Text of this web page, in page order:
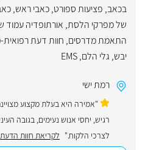
בכאב, פציעות ספורט,כאבי ראש,
של מפרקי הלסת, אורתופדיה עמוד
התאמת מדרסים, חוות דעת
יבש, גלי הלם,
EMS
רמת ישי
"אמירה היא בעלת מקצוע
רגיש, יחסי אנוש נעימים, בגובה
לצרכי הלקוח." לקריאת חוות הדעת